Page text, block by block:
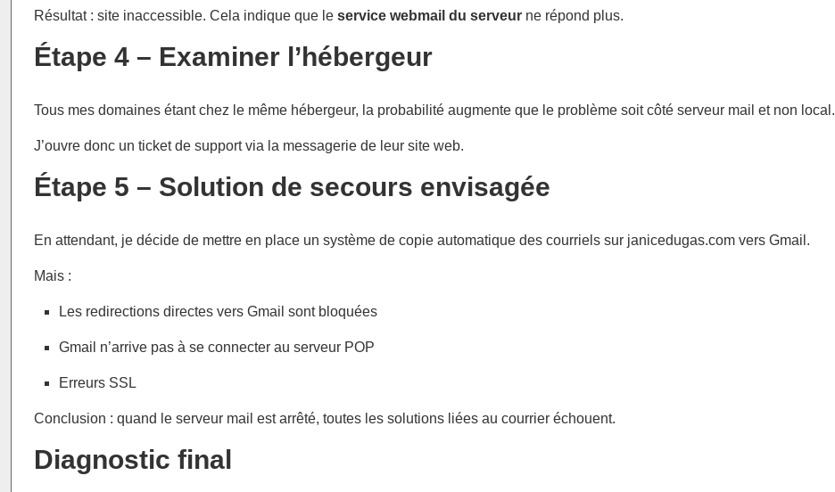
Résultat : site inaccessible. Cela indique que le service webmail du serveur ne répond plus.
Étape 4 – Examiner l’hébergeur
Tous mes domaines étant chez le même hébergeur, la probabilité augmente que le problème soit côté serveur mail et non local.
J’ouvre donc un ticket de support via la messagerie de leur site web.
Étape 5 – Solution de secours envisagée
En attendant, je décide de mettre en place un système de copie automatique des courriels sur janicedugas.com vers Gmail.
Mais :
Les redirections directes vers Gmail sont bloquées
Gmail n’arrive pas à se connecter au serveur POP
Erreurs SSL
Conclusion : quand le serveur mail est arrêté, toutes les solutions liées au courrier échouent.
Diagnostic final